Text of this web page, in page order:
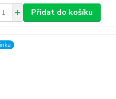
Přidat do košíku